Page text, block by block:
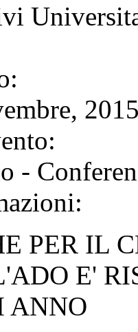
-
PER IL
E'
ANNO